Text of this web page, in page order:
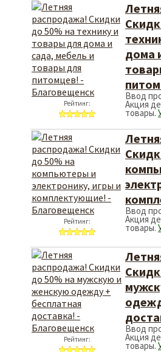
Рейтинг:
дома
Ввод
Акция
товары.
Рейтинг:
Ввод
Акция
товары.
Рейтинг:
Ввод
Акция
товары.